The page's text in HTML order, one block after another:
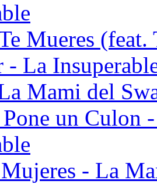
Mueres
- La
Mami del
un Culon
- La